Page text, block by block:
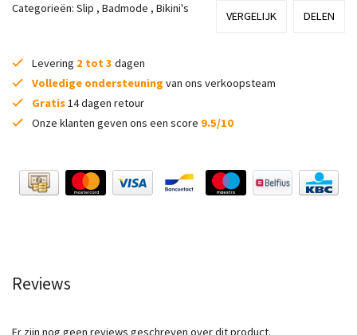
Categorieën: Slip , Badmode , Bikini's
VERGELIJK DELEN
Levering 2 tot 3 dagen
Volledige ondersteuning van ons verkoopsteam
Gratis14 dagen retour
Onze klanten geven ons een score 9.5/10
Reviews
Er zijn nog geen reviews geschreven over dit product.